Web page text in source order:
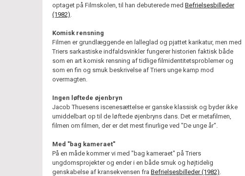
optaget på Filmskolen, til han debuterede med Befrielsesbilleder
(1982).
Komisk rensning
Filmen er grundlæggende en lalleglad og pjattet karikatur, men med
Triers sarkastiske indfaldsvinkler fungerer historien faktisk både
som en art komisk rensning af tidlige filmidentitetsproblemer og
som en fin og smuk beskrivelse af Triers unge kamp mod
overmagten.
Ingen løftede øjenbryn
Jacob Thuesens iscenesættelse er ganske klassisk og byder ikke
umiddelbart op til de løftede øjenbryns dans. Det er metafilmen,
filmen om filmen, der er det mest finurlige ved "De unge år".
Med "bag kameraet"
På en måde kommer vi med "bag kameraet" på Triers
ungdomsprojekter og ender i en både smuk og højtidelig
genskabelse af kransekvensen fra Befrielsesbilleder (1982).